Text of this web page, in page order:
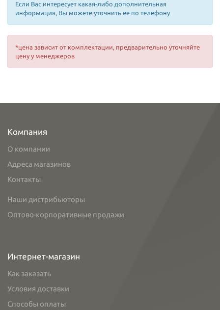
Если Вас интересует какая-либо дополнительная
информация, Вы можете уточнить ее по телефону
*цена зависит от комплектации, предварительно уточняйте
цену у менеджеров
Компания
О компании
Адреса магазинов
Контакты
Наши дистрибьюторы
Оптово-корпоративные продажи
Интернет-магазин
Как заказать
Условия доставки
Способы оплаты